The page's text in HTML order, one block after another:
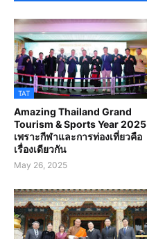
TAT
Amazing Thailand Grand
Tourism & Sports Year 2025
เพราะกีฬาและการท่องเที่ยวคือ
เรื่องเดียวกัน
May 26, 2025